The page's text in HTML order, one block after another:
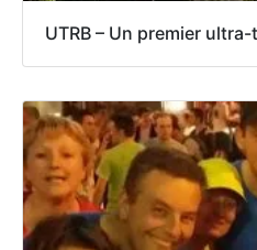
UTRB – Un premier